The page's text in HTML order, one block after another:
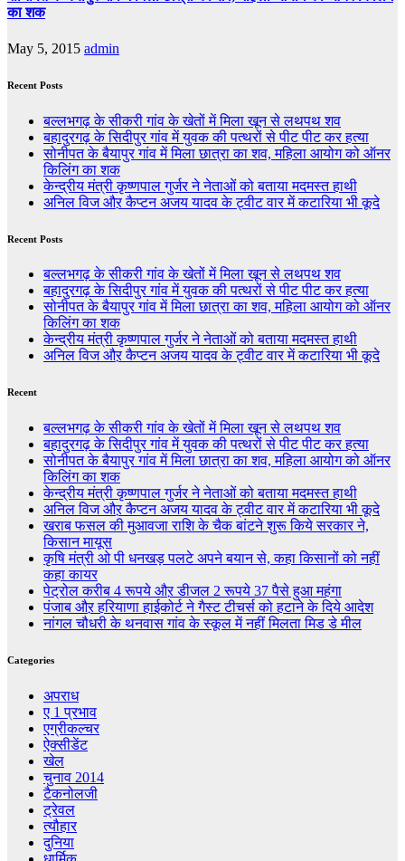
का शक
May 5, 2015 admin
Recent Posts
बल्लभगढ़ के सीकरी गांव के खेतों में मिला खून से लथपथ शव
बहादुरगढ़ के सिदीपुर गांव में युवक की पत्थरों से पीट पीट कर हत्या
सोनीपत के बैयापुर गांव में मिला छात्रा का शव, महिला आयोग को ऑनर
किलिंग का शक
केन्द्रीय मंत्री कृष्णपाल गुर्जर ने नेताओं को बताया मदमस्त हाथी
अनिल विज औऱ कैप्टन अजय यादव के ट्वीट वार में कटारिया भी कूदे
Recent Posts
बल्लभगढ़ के सीकरी गांव के खेतों में मिला खून से लथपथ शव
बहादुरगढ़ के सिदीपुर गांव में युवक की पत्थरों से पीट पीट कर हत्या
सोनीपत के बैयापुर गांव में मिला छात्रा का शव, महिला आयोग को ऑनर
किलिंग का शक
केन्द्रीय मंत्री कृष्णपाल गुर्जर ने नेताओं को बताया मदमस्त हाथी
अनिल विज औऱ कैप्टन अजय यादव के ट्वीट वार में कटारिया भी कूदे
Recent
बल्लभगढ़ के सीकरी गांव के खेतों में मिला खून से लथपथ शव
बहादुरगढ़ के सिदीपुर गांव में युवक की पत्थरों से पीट पीट कर हत्या
सोनीपत के बैयापुर गांव में मिला छात्रा का शव, महिला आयोग को ऑनर
किलिंग का शक
केन्द्रीय मंत्री कृष्णपाल गुर्जर ने नेताओं को बताया मदमस्त हाथी
अनिल विज औऱ कैप्टन अजय यादव के ट्वीट वार में कटारिया भी कूदे
खराब फसल की मुआवजा राशि के चैक बांटने शुरू किये सरकार ने,
किसान मायूस
कृषि मंत्री ओ पी धनखड़ पलटे अपने बयान से, कहा किसानों को नहीं
कहा कायर
पेट्रोल करीब 4 रूपये औऱ डीजल 2 रूपये 37 पैसे हुआ महंगा
पंजाब औऱ हरियाणा हाईकोर्ट ने गैस्ट टीचर्स को हटाने के दिये आदेश
नांगल चौधरी के थनवास गांव के स्कूल में नहीं मिलता मिड डे मील
Categories
अपराध
ए 1 प्रभाव
एग्रीकल्चर
ऐक्सीडेंट
खेल
चुनाव 2014
टैकनोलजी
ट्रेवल
त्यौहार
दुनिया